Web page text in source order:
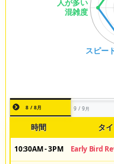
8 / 8月 9 / 9月
時間 タ
10:30AM - 3PM Early Bird